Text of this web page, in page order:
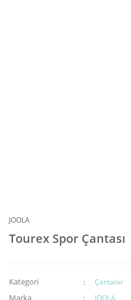
JOOLA
Tourex Spor Çantası
Kategori Çantalar
Marka JOOLA